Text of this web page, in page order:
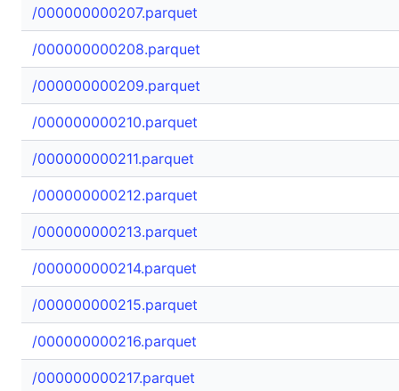
/000000000207.parquet
/000000000208.parquet
/000000000209.parquet
/000000000210.parquet
/000000000211.parquet
/000000000212.parquet
/000000000213.parquet
/000000000214.parquet
/000000000215.parquet
/000000000216.parquet
/000000000217.parquet